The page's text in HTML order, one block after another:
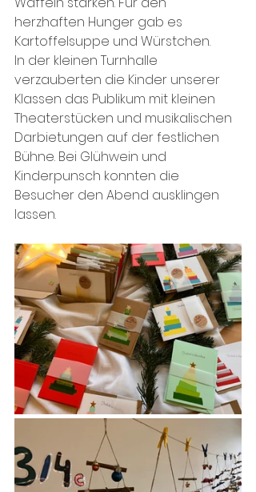
herzhaften Hunger gab es
Kartoffelsuppe und Würstchen.
In der kleinen Turnhalle
verzauberten die Kinder unserer
Klassen das Publikum mit kleinen
Theaterstücken und musikalischen
Darbietungen auf der festlichen
Bühne. Bei Glühwein und
Kinderpunsch konnten die
Besucher den Abend ausklingen
lassen.